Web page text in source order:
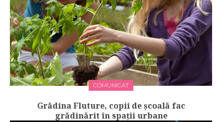
COMUNICAT
Grădina Fluture, copii de școală fac
grădinărit în spații urbane